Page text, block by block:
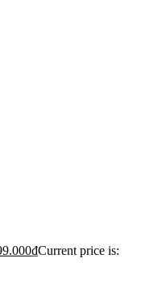
₫Current price is: